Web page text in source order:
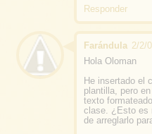
Responder
Farándula 2/2/
Hola Oloman
He insertado el
plantilla, pero
texto
clase. ¿Esto es
de arreglarlo